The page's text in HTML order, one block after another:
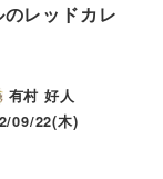
レッドカレ
有村 好人
09/22(木)